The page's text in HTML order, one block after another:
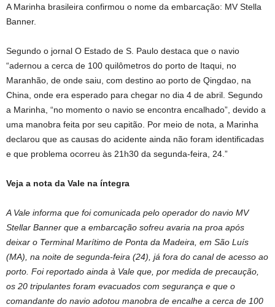
A Marinha brasileira confirmou o nome da embarcação: MV Stella
Banner.
Segundo o jornal O Estado de S. Paulo destaca que o navio
“adernou a cerca de 100 quilômetros do porto de Itaqui, no
Maranhão, de onde saiu, com destino ao porto de Qingdao, na
China, onde era esperado para chegar no dia 4 de abril. Segundo
a Marinha, “no momento o navio se encontra encalhado”, devido a
uma manobra feita por seu capitão. Por meio de nota, a Marinha
declarou que as causas do acidente ainda não foram identificadas
e que problema ocorreu às 21h30 da segunda-feira, 24.”
Veja a nota da Vale na íntegra
A Vale informa que foi comunicada pelo operador do navio MV
Stellar Banner que a embarcação sofreu avaria na proa após
deixar o Terminal Marítimo de Ponta da Madeira, em São Luís
(MA), na noite de segunda-feira (24), já fora do canal de acesso ao
porto. Foi reportado ainda à Vale que, por medida de precaução,
os 20 tripulantes foram evacuados com segurança e que o
comandante do navio adotou manobra de encalhe a cerca de 100